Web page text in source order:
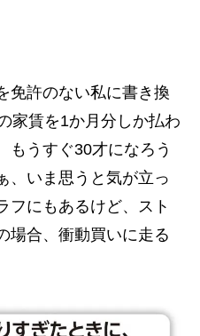
免許のない私に書き換
家賃を1か月分しか払わ
もうすぐ30才になろう
いま思うと気が立っ
フにもあるけど、スト
場合、衝動買いに走る